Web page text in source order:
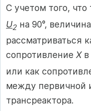
С учетом того, что
U2 на 90°, величина
рассматриваться
сопротивление Xв
или как
между первичной
трансреактора.